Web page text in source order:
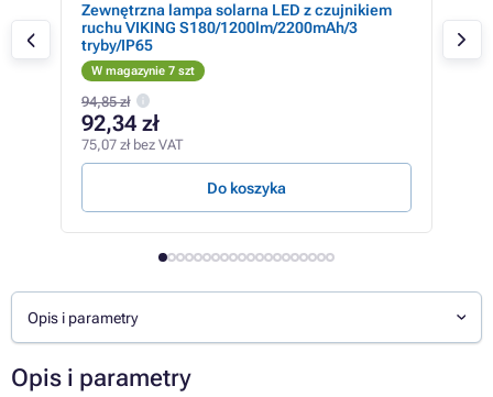
Zewnętrzna lampa solarna LED z czujnikiem
ruchu VIKING S180/1200lm/2200mAh/3
tryby/IP65
W magazynie 7 szt
94,85 zł
92,34 zł
75,07 zł bez VAT
Do koszyka
Opis i parametry
Opis i parametry